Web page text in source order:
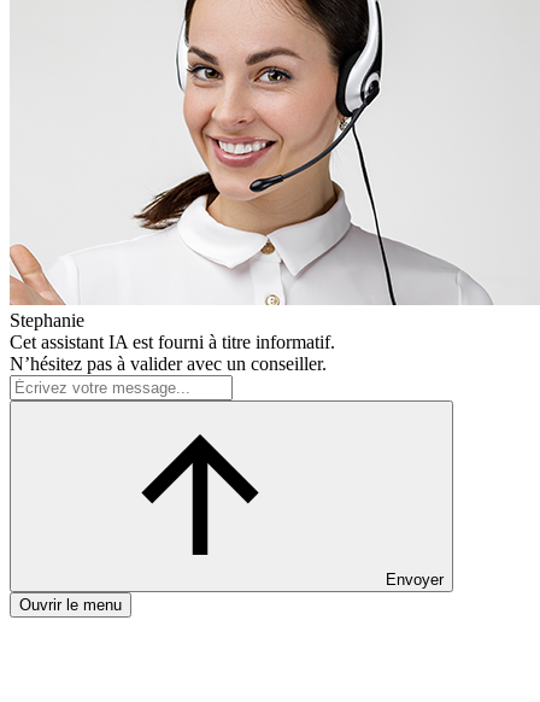
Stephanie
Cet assistant IA est fourni à titre informatif.
N’hésitez pas à valider avec un conseiller.
Envoyer
Ouvrir le menu